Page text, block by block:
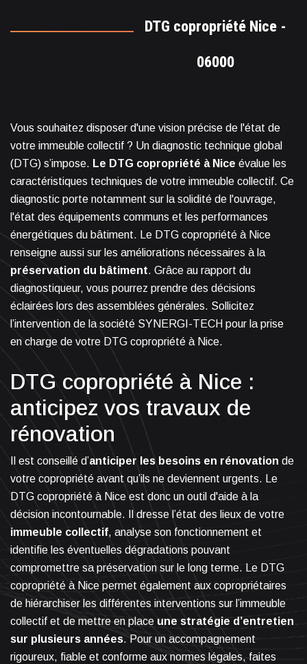
DTG copropriété Nice -
06000
Vous souhaitez disposer d'une vision précise de l'état de
votre immeuble collectif ? Un diagnostic technique global
(DTG) s’impose. Le DTG copropriété à Nice évalue les
caractéristiques techniques de votre immeuble collectif. Ce
diagnostic porte notamment sur la solidité de l'ouvrage,
l'état des équipements communs et les performances
énergétiques du bâtiment. Le DTG copropriété à Nice
renseigne aussi sur les améliorations nécessaires à la
préservation du bâtiment. Grâce au rapport du
diagnostiqueur, vous pourrez prendre des décisions
éclairées lors des assemblées générales. Sollicitez
l’intervention de la société SYNERGI-TECH pour la prise
en charge de votre DTG copropriété à Nice.
DTG copropriété à Nice :
anticipez vos travaux de
rénovation
Il est conseillé d’anticiper les besoins en rénovation de
votre copropriété avant qu’ils ne deviennent urgents. Le
DTG copropriété à Nice est donc un outil d'aide à la
décision incontournable. Il dresse l’état des lieux de votre
immeuble collectif, analyse son fonctionnement et
identifie les éventuelles dégradations pouvant
compromettre sa préservation sur le long terme. Le DTG
copropriété à Nice permet également aux copropriétaires
de hiérarchiser les différentes interventions sur l’immeuble
collectif et de mettre en place une stratégie d’entretien
sur plusieurs années. Pour un accompagnement
rigoureux, fiable et conforme aux normes légales, faites